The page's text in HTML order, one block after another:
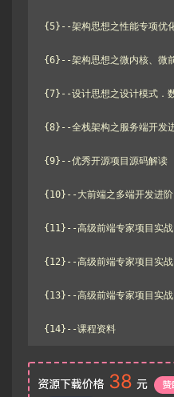
{5}--架构思想之性能专项优
{6}--架构思想之微内核、微
{7}--设计思想之设计模式．
{8}--全栈架构之服务端开发
{9}--优秀开源项目源码解读
{10}--大前端之多端开发进阶
{11}--高级前端专家项目实战
{12}--高级前端专家项目实战
{13}--高级前端专家项目实战
{14}--课程资料
资源下载价格 38 元 赞